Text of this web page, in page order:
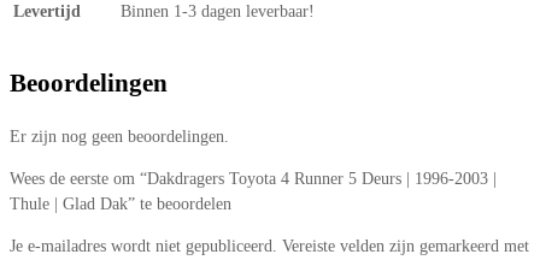
Levertijd Binnen 1-3 dagen leverbaar!
Beoordelingen
Er zijn nog geen beoordelingen.
Wees de eerste om “Dakdragers Toyota 4 Runner 5 Deurs | 1996-2003 |
Thule | Glad Dak” te beoordelen
Je e-mailadres wordt niet gepubliceerd. Vereiste velden zijn gemarkeerd met